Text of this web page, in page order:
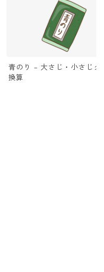
青のり – 大さじ・小さじグ
換算